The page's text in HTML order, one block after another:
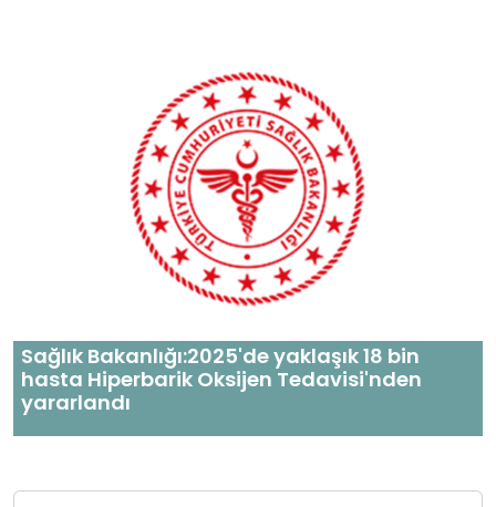
Sağlık Bakanlığı:2025'de yaklaşık 18 bin
hasta Hiperbarik Oksijen Tedavisi'nden
yararlandı